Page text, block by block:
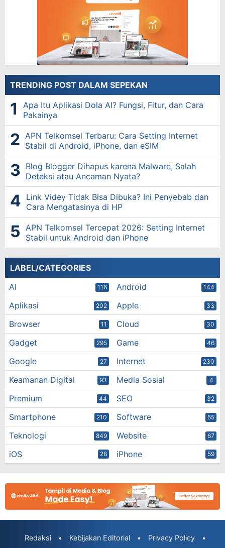
TRENDING POST DALAM SEPEKAN
Apa Itu Aplikasi Dola AI? Fungsi, Fitur, dan Cara
Pakainya
APN Telkomsel Terbaru: Cara Setting Internet
Stabil di Android, iPhone, dan eSIM
Blog Blogger Dihapus karena Malware, Salah
Deteksi atau Ancaman Nyata?
Link Videy Tidak Bisa Dibuka? Ini Penyebab dan
Cara Mengatasinya di HP
APN Telkomsel Tercepat 2026: Setting Internet
Stabil untuk Android dan iPhone
LABEL/CATEGORIES
AI
116 Android 144
Aplikasi 202 Apple 33
Browser 11 Cloud 30
Gadget 295 Game 46
Google 27 Internet 230
Keamanan Digital 93 Media Sosial 4
Premium 44 SEO 32
Smartphone 210 Software 55
Teknologi 849 Website 67
iOS 28 iPhone 59
Redaksi • Kebijakan Editorial • Privacy Policy •